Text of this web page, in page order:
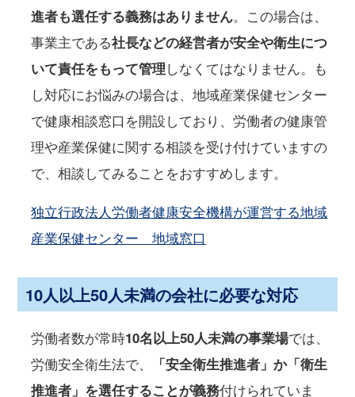
進者も選任する義務はありません。この場合は、
事業主である社長などの経営者が安全や衛生につ
いて責任をもって管理しなくてはなりません。も
し対応にお悩みの場合は、地域産業保健センター
で健康相談窓口を開設しており、労働者の健康管
理や産業保健に関する相談を受け付けていますの
で、相談してみることをおすすめします。
独立行政法人労働者健康安全機構が運営する地域
産業保健センター 地域窓口
10人以上50人未満の会社に必要な対応
労働者数が常時10名以上50人未満の事業場では、
労働安全衛生法で、
「安全衛生推進者」か「衛生
推進者」を選任することが義務付けられていま